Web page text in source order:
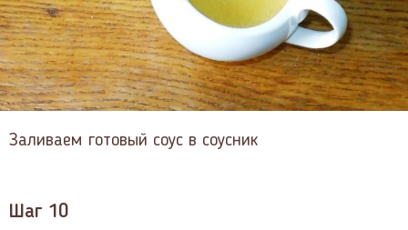
Заливаем готовый соус в соусник
Шаг 10